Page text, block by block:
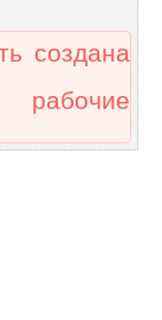
создана
рабочие